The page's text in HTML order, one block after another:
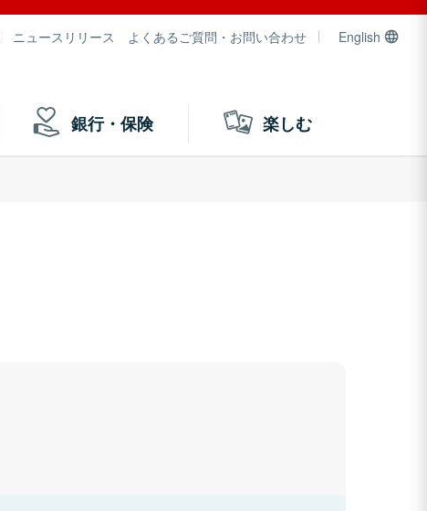
ニュースリリース よくあるご質問・お問い合わせ English
銀行・保険 楽しむ